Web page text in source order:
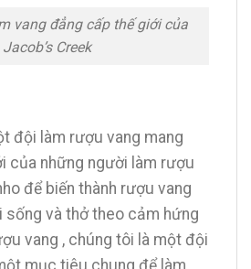
vang đẳng cấp thế giới của
Jacob’s Creek
đội làm rượu vang mang
của những người làm rượu
để biến thành rượu vang
sống và thở theo cảm hứng
vang , chúng tôi là một đội
mục tiêu chung để làm